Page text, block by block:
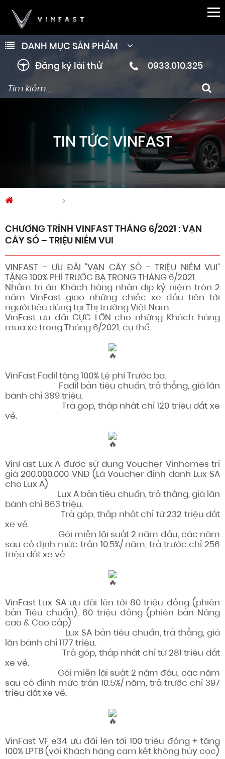
DANH MỤC SẢN PHẨM
Đăng ký lái thử 0933.010.325
TIN TỨC VINFAST
CHƯƠNG TRÌNH VINFAST THÁNG 6/2021 : VẠN
CÂY SỐ – TRIỆU NIỀM VUI
VINFAST – ƯU ĐÃI “VẠN CÂY SỐ – TRIỆU NIỀM VUI”
TẶNG 100% PHÍ TRƯỚC BẠ TRONG THÁNG 6/2021
Nhằm tri ân Khách hàng nhân dịp kỷ niệm tròn 2
năm VinFast giao những chiếc xe đầu tiên tới
người tiêu dùng tại Thị trường Việt Nam.
VinFast ưu đãi CỰC LỚN cho những Khách hàng
mua xe trong Tháng 6/2021, cụ thể:
VinFast Fadil tặng 100% Lệ phí Trước bạ.
Fadil bản tiêu chuẩn, trả thẳng, giá lăn
bánh chỉ 389 triệu.
Trả góp, thấp nhất chỉ 120 triệu dắt xe
về.
VinFast Lux A được sử dụng Voucher Vinhomes trị
giá 200.000.000 VNĐ (Là Voucher định danh Lux SA
cho Lux A)
Lux A bản tiêu chuẩn, trả thẳng, giá lăn
bánh chỉ 863 triệu.
Trả góp, thấp nhất chỉ từ 232 triệu dắt
xe về.
Gói miễn lãi suất 2 năm đầu, các năm
sau cố định mức trần 10.5%/ năm, trả trước chỉ 256
triệu dắt xe về.
VinFast Lux SA ưu đãi lên tới 80 triệu đồng (phiên
bản Tiêu chuẩn), 60 triệu đồng (phiên bản Nâng
cao & Cao cấp)
Lux SA bản tiêu chuẩn, trả thẳng, giá
lăn bánh chỉ 1177 triệu.
Trả góp, thấp nhất chỉ từ 281 triệu dắt
xe về.
Gói miễn lãi suất 2 năm đầu, các năm
sau cố định mức trần 10.5%/ năm, trả trước chỉ 397
triệu dắt xe về.
VinFast VF e34 ưu đãi lên tới 100 triệu đồng + tặng
100% LPTB (với Khách hàng cam kết không hủy cọc)